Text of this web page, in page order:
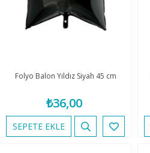
Folyo Balon Yıldız Siyah 45 cm
₺36,00
SEPETE EKLE